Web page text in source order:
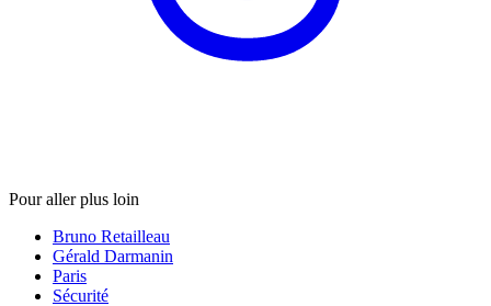
Pour aller plus loin
Bruno Retailleau
Gérald Darmanin
Paris
Sécurité